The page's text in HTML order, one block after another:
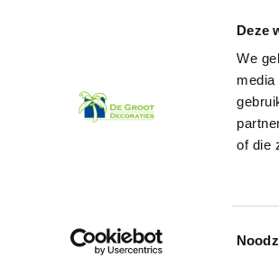
Deze
We
of die
© 2026 De Groot Decoraties